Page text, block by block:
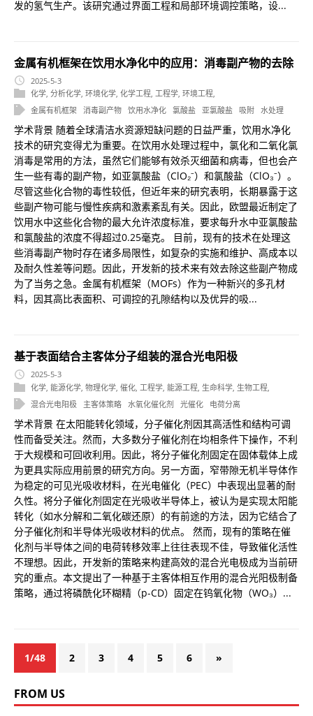
发的氢气生产。该研究通过界面工程和局部环境调控策略，设...
金属有机框架在饮用水净化中的应用：消毒副产物的去除
2025-5-3
化学 分析化学 环境化学 化学工程 工程学 环境工程
金属有机框架
消毒副产物 饮用水净化 氯酸盐 亚氯酸盐 吸附 水处理
学术背景 随着全球清洁水资源短缺问题的日益严重，饮用水净化
技术的研究变得尤为重要。在饮用水处理过程中，氯化和二氧化氯
消毒是常用的方法，虽然它们能够有效杀灭细菌和病毒，但也会产
生一些有毒的副产物，如亚氯酸盐（ClO₂⁻）和氯酸盐（ClO₃⁻）。
尽管这些化合物的毒性较低，但近年来的研究表明，长期暴露于这
些副产物可能与慢性疾病和激素紊乱有关。因此，欧盟最近制定了
饮用水中这些化合物的最大允许浓度标准，要求每升水中亚氯酸盐
和氯酸盐的浓度不得超过0.25毫克。 目前，现有的技术在处理这
些消毒副产物时存在诸多局限性，如复杂的实施和维护、高成本以
及耐久性差等问题。因此，开发新的技术来有效去除这些副产物成
为了当务之急。金属有机框架（MOFs）作为一种新兴的多孔材
料，因其高比表面积、可调控的孔隙结构以及优异的吸...
基于表面结合主客体分子组装的混合光电阳极
2025-5-3
化学 能源化学 物理化学 催化 工程学 能源工程 生命科学 生物工程
混合光电阳极
主客体策略 水氧化催化剂 光催化 电荷分离
学术背景 在太阳能转化领域，分子催化剂因其高活性和结构可调
性而备受关注。然而，大多数分子催化剂在均相条件下操作，不利
于大规模和可回收利用。因此，将分子催化剂固定在固体载体上成
为更具实际应用前景的研究方向。另一方面，窄带隙无机半导体作
为稳定的可见光吸收材料，在光电催化（PEC）中表现出显著的耐
久性。将分子催化剂固定在光吸收半导体上，被认为是实现太阳能
转化（如水分解和二氧化碳还原）的有前途的方法，因为它结合了
分子催化剂和半导体光吸收材料的优点。 然而，现有的策略在催
化剂与半导体之间的电荷转移效率上往往表现不佳，导致催化活性
不理想。因此，开发新的策略来构建高效的混合光电极成为当前研
究的重点。本文提出了一种基于主客体相互作用的混合光阳极制备
策略，通过将磷酰化环糊精（p-CD）固定在钨氧化物（WO₃）...
1/48 2 3 4 5 6 »
FROM US